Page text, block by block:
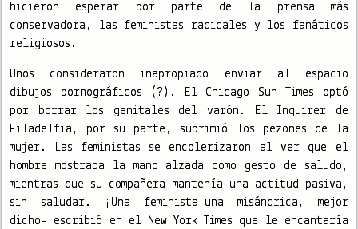
hicieron esperar por parte de la prensa más
conservadora, las feministas radicales y los fanáticos
religiosos.
Unos consideraron inapropiado enviar al espacio
dibujos pornográficos (?). El Chicago Sun Times optó
por borrar los genitales del varón. El Inquirer de
Filadelfia, por su parte, suprimió los pezones de la
mujer. Las feministas se encolerizaron al ver que el
hombre mostraba la mano alzada como gesto de saludo,
mientras que su compañera mantenía una actitud pasiva,
sin saludar. ¡Una feminista-una misándrica, mejor
dicho- escribió en el New York Times que le encantaría